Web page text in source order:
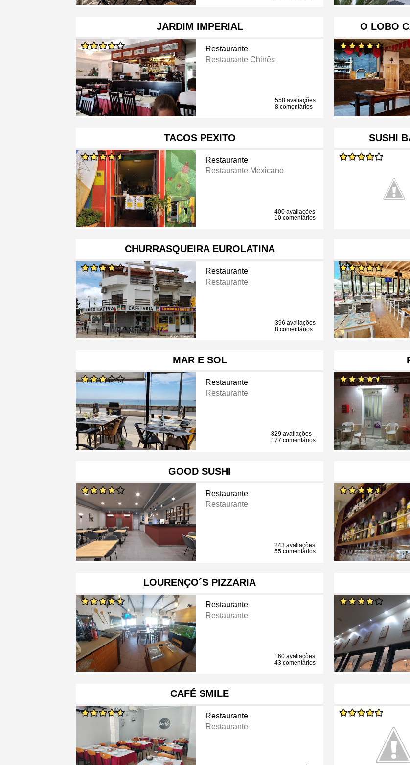
JARDIM IMPERIAL
Restaurante
Restaurante Chinês
558 avaliações
8 comentários
O LOBO
TACOS PEXITO
Restaurante
Restaurante Mexicano
400 avaliações
10 comentários
SUSHI
CHURRASQUEIRA EUROLATINA
Restaurante
Restaurante
396 avaliações
8 comentários
MAR E SOL
Restaurante
Restaurante
829 avaliações
177 comentários
GOOD SUSHI
Restaurante
Restaurante
243 avaliações
55 comentários
LOURENÇO´S PIZZARIA
Restaurante
Restaurante
160 avaliações
43 comentários
CAFÉ SMILE
Restaurante
Restaurante